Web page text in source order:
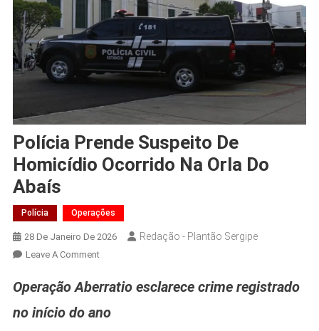
Polícia Prende Suspeito De
Homicídio Ocorrido Na Orla Do
Abaís
Polícia Operações
28 De Janeiro De 2026 Redação - Plantão Sergipe
Leave A CommentOn
Prende
De
Operação Aberratio esclarece crime registrado
no início do ano